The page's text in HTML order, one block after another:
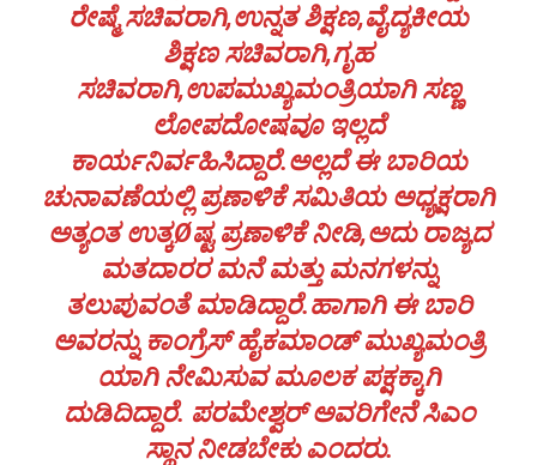
ರೇಷ್ಮೆ ಸಚಿವರಾಗಿ,ಉನ್ನತ ಶಿಕ್ಷಣ,ವೈದ್ಯಕೀಯ
ಶಿಕ್ಷಣ ಸಚಿವರಾಗಿ,ಗೃಹ
ಸಚಿವರಾಗಿ,ಉಪಮುಖ್ಯಮಂತ್ರಿಯಾಗಿ ಸಣ್ಣ
ಲೋಪದೋಷವೂ ಇಲ್ಲದೆ
ಕಾರ್ಯನಿರ್ವಹಿಸಿದ್ದಾರೆ.ಅಲ್ಲದೆ ಈ ಬಾರಿಯ
ಚುನಾವಣೆಯಲ್ಲಿ ಪ್ರಣಾಳಿಕೆ ಸಮಿತಿಯ ಅಧ್ಯಕ್ಷರಾಗಿ
ಅತ್ಯಂತ ಉತ್ಕØಷ್ಟ ಪ್ರಣಾಳಿಕೆ ನೀಡಿ,ಅದು ರಾಜ್ಯದ
ಮತದಾರರ ಮನೆ ಮತ್ತು ಮನಗಳನ್ನು
ತಲುಪುವಂತೆ ಮಾಡಿದ್ದಾರೆ.ಹಾಗಾಗಿ ಈ ಬಾರಿ
ಅವರನ್ನು ಕಾಂಗ್ರೆಸ್ ಹೈಕಮಾಂಡ್ ಮುಖ್ಯಮಂತ್ರಿ
ಯಾಗಿ ನೇಮಿಸುವ ಮೂಲಕ ಪಕ್ಷಕ್ಕಾಗಿ
ದುಡಿದಿದ್ದಾರೆ. ಪರಮೇಶ್ವರ್ ಅವರಿಗೇನೆ ಸಿಎಂ
ಸ್ಥಾನ ನೀಡಬೇಕು ಎಂದರು.